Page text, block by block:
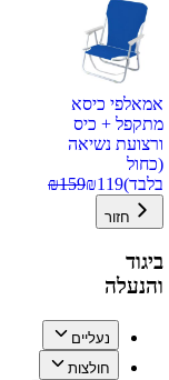
אמאלפי כיסא
מתקפל + כיס
ורצועת נשיאה
(כחול
בלבד)
₪119
₪159
חזור
ביגוד
והנעלה
נעליים
חולצות